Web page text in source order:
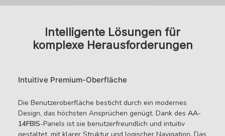
Intelligente Lösungen für
komplexe Herausforderungen
Intuitive Premium-Oberfläche
Die Benutzeroberfläche besticht durch ein modernes
Design, das höchsten Ansprüchen genügt. Dank des AA-
14FBIS-Panels ist sie benutzerfreundlich und intuitiv